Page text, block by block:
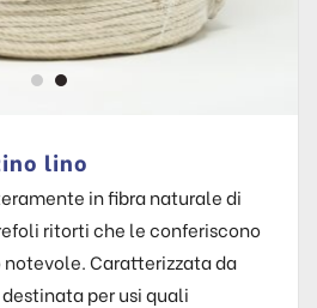
lino
in fibra naturale di
ritorti che le conferiscono
Caratterizzata da
per usi quali